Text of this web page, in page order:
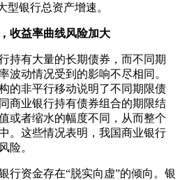
型银行总资产增速。
益率曲线风险加大
有大量的长期债券，而不同期
波动情况受到的影响不尽相同。
的非平行移动说明了不同期限债
商业银行持有债券组合的期限结
或者缩水的幅度不同，从而整个
。这些情况表明，我国商业银行
险。
资金存在“脱实向虚”的倾向。银